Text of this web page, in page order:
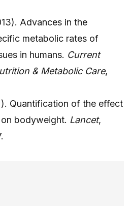
Advances in the
metabolic rates of
in humans. Current
& Metabolic Care,
Quantification of the effect
bodyweight. Lancet,